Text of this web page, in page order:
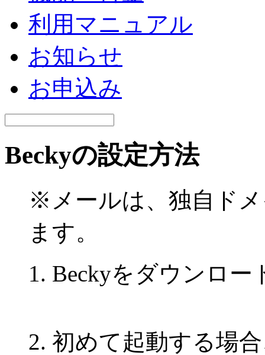
利用マニュアル
お知らせ
お申込み
Beckyの設定方法
※メールは、独自ド
ます。
1. Beckyをダウンロー
2. 初めて起動する場